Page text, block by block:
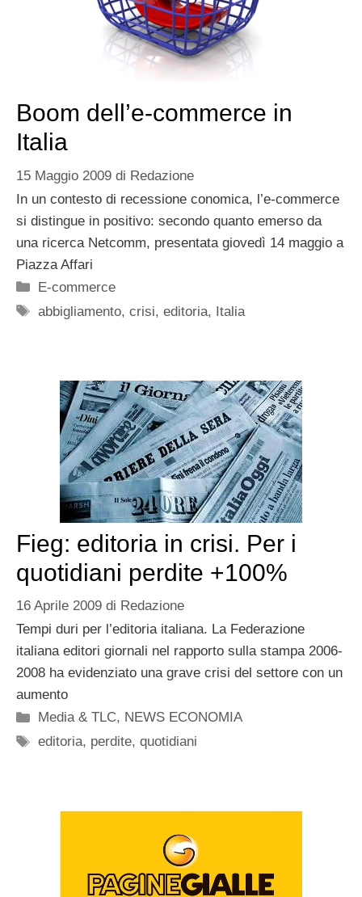
Boom dell’e-commerce in
Italia
15 Maggio 2009 di Redazione
In un contesto di recessione conomica, l’e-commerce
si distingue in positivo: secondo quanto emerso da
una ricerca Netcomm, presentata giovedì 14 maggio a
Piazza Affari
Categorie
E-commerce
Tag
abbigliamento,crisi,editoria, Italia
Fieg: editoria in crisi. Per i
quotidiani perdite +100%
16 Aprile 2009 di Redazione
Tempi duri per l’editoria italiana. La Federazione
italiana editori giornali nel rapporto sulla stampa 2006-
2008 ha evidenziato una grave crisi del settore con un
aumento
Categorie
Media & TLC, NEWS ECONOMIA
Tag
editoria, perdite,quotidiani